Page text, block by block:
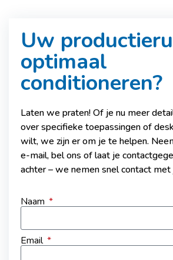
Uw
optimaal
conditioneren?
Laten we praten! Of je nu meer
over specifieke toepassingen of
wilt, we zijn er om je te helpen.
e-mail, bel ons of laat je
achter – we nemen snel contact met
Naam
Email